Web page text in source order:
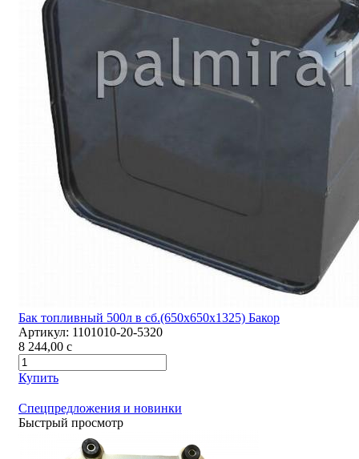
Бак топливный 500л в сб.(650х650х1325) Бакор
Артикул: 1101010-20-5320
8 244,00 c
Купить
Спецпредложения и новинки
Быстрый просмотр